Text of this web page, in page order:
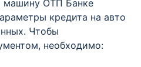
машину ОТП Банке
кредита на авто
Чтобы
необходимо: